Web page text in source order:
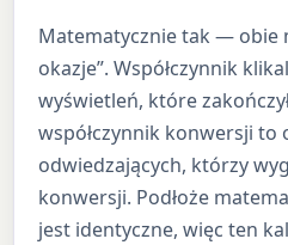
Matematycznie tak — obie
okazje”. Współczynnik
wyświetleń, które
współczynnik konwersji to
odwiedzających, którzy
konwersji. Podłoże
jest identyczne, więc ten